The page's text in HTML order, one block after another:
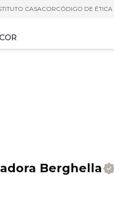
CASACORCÓDIGO DE
Berghella